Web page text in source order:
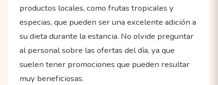
productos locales, como frutas tropicales y
especias, que pueden ser una excelente adición a
su dieta durante la estancia. No olvide preguntar
al personal sobre las ofertas del día, ya que
suelen tener promociones que pueden resultar
muy beneficiosas.